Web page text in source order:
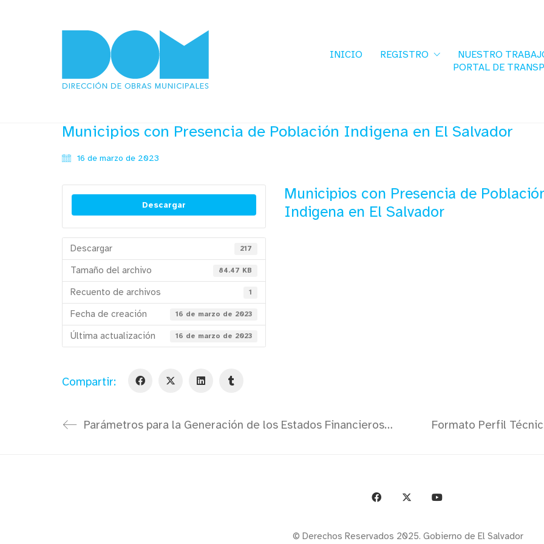
INICIO REGISTRO NUESTRO
PORTAL DE
Municipios con Presencia de Población Indigena en El Salvador
16 de marzo de 2023
Descargar
Descargar 217
Tamaño del archivo 84.47 KB
Recuento de archivos 1
Fecha de creación 16 de marzo de 2023
Última actualización 16 de marzo de 2023
Municipios con Presencia de
Indigena en El Salvador
Compartir:
Parámetros para la Generación de los Estados Financieros DGCG
© Derechos Reservados 2025. Gobierno de El Salvador